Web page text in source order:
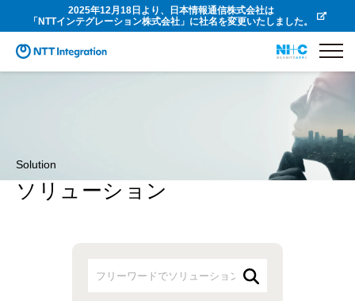
2025年12月18日より、日本情報通信株式会社は
「NTTインテグレーション株式会社」に社名を変更いたしました。
Solution
ソリューション